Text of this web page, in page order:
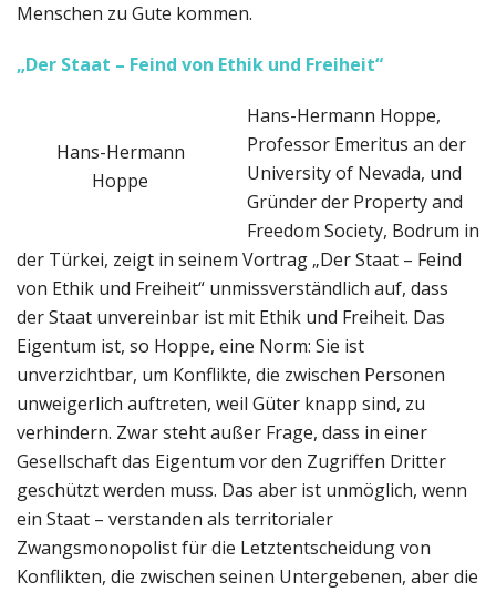
Menschen zu Gute kommen.
„Der Staat – Feind von Ethik und Freiheit“
Hans-Hermann
Hoppe
Hans-Hermann Hoppe,
Professor Emeritus an der
University of Nevada, und
Gründer der Property and
Freedom Society, Bodrum in
der Türkei, zeigt in seinem Vortrag „Der Staat – Feind
von Ethik und Freiheit“ unmissverständlich auf, dass
der Staat unvereinbar ist mit Ethik und Freiheit. Das
Eigentum ist, so Hoppe, eine Norm: Sie ist
unverzichtbar, um Konflikte, die zwischen Personen
unweigerlich auftreten, weil Güter knapp sind, zu
verhindern. Zwar steht außer Frage, dass in einer
Gesellschaft das Eigentum vor den Zugriffen Dritter
geschützt werden muss. Das aber ist unmöglich, wenn
ein Staat – verstanden als territorialer
Zwangsmonopolist für die Letztentscheidung von
Konflikten, die zwischen seinen Untergebenen, aber die